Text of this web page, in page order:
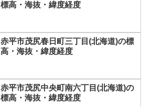
標高・海抜・緯度経度
赤平市茂尻春日町三丁目(北海道)の標
高・海抜・緯度経度
赤平市茂尻中央町南六丁目(北海道)の
標高・海抜・緯度経度